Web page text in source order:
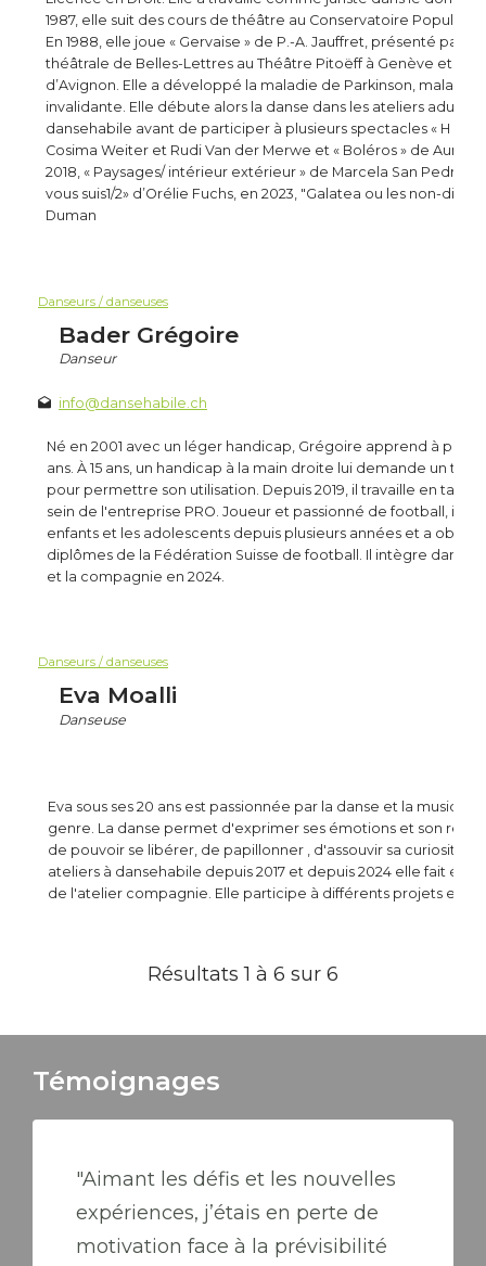
1987, elle suit des cours de théâtre au Conservatoire Populaire
En 1988, elle joue « Gervaise » de P.-A. Jauffret, présenté par la
théâtrale de Belles-Lettres au Théâtre Pitoëff à Genève et au
d’Avignon. Elle a développé la maladie de Parkinson, maladie
invalidante. Elle débute alors la danse dans les ateliers adultes
dansehabile avant de participer à plusieurs spectacles « H
Cosima Weiter et Rudi Van der Merwe et « Boléros » de
2018, « Paysages/ intérieur extérieur » de Marcela San Pedro
vous suis1/2» d’Orélie Fuchs, en 2023, "Galatea ou les non-dits"
Duman
Danseurs / danseuses
Bader Grégoire
Danseur
info@dansehabile.ch
Né en 2001 avec un léger handicap, Grégoire apprend à parler
ans. À 15 ans, un handicap à la main droite lui demande un
pour permettre son utilisation. Depuis 2019, il travaille en tant
sein de l'entreprise PRO. Joueur et passionné de football, il
enfants et les adolescents depuis plusieurs années et a
diplômes de la Fédération Suisse de football. Il intègre
et la compagnie en 2024.
Danseurs / danseuses
Eva Moalli
Danseuse
Eva sous ses 20 ans est passionnée par la danse et la musique
genre. La danse permet d'exprimer ses émotions et son
de pouvoir se libérer, de papillonner , d'assouvir sa
ateliers à dansehabile depuis 2017 et depuis 2024 elle fait
de l'atelier compagnie. Elle participe à différents projets et
Résultats 1 à 6 sur 6
Témoignages
"Aimant les défis et les nouvelles
expériences, j’étais en perte de
motivation face à la prévisibilité